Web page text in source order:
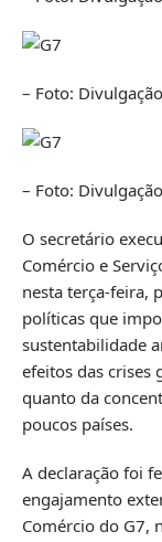
– Foto:
– Foto:
O secretário
Comércio e
nesta terça-feira,
políticas que
sustentabilidade
efeitos das crises
quanto da
poucos países.
A declaração foi
engajamento
Comércio do G7,